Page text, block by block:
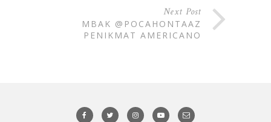
Next Post
MBAK @POCAHONTAAZ
PENIKMAT AMERICANO